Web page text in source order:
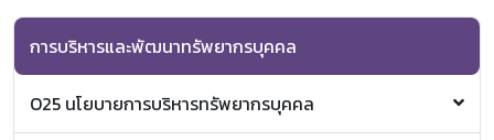
การบริหารและพัฒนาทรัพยากรบุคคล
O25 นโยบายการบริหารทรัพยากรบุคคล